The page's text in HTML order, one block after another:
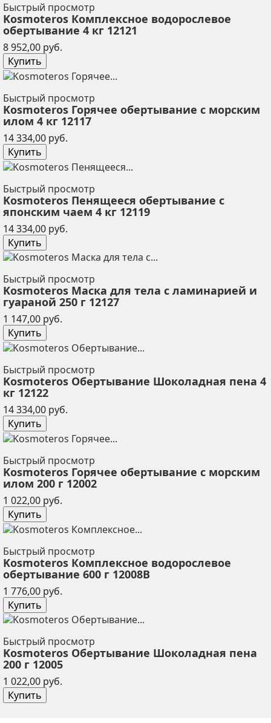
Быстрый просмотр
Kosmoteros Комплексное водорослевое
обертывание 4 кг 12121
8 952,00 руб.
Купить
Быстрый просмотр
Kosmoteros Горячее обертывание с морским
илом 4 кг 12117
14 334,00 руб.
Купить
Быстрый просмотр
Kosmoteros Пенящееся обертывание с
японским чаем 4 кг 12119
14 334,00 руб.
Купить
Быстрый просмотр
Kosmoteros Маска для тела с ламинарией и
гуараной 250 г 12127
1 147,00 руб.
Купить
Быстрый просмотр
Kosmoteros Обертывание Шоколадная пена 4
кг 12122
14 334,00 руб.
Купить
Быстрый просмотр
Kosmoteros Горячее обертывание с морским
илом 200 г 12002
1 022,00 руб.
Купить
Быстрый просмотр
Kosmoteros Комплексное водорослевое
обертывание 600 г 12008В
1 776,00 руб.
Купить
Быстрый просмотр
Kosmoteros Обертывание Шоколадная пена
200 г 12005
1 022,00 руб.
Купить